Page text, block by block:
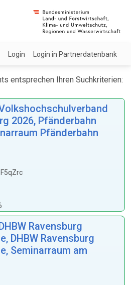
Login Login in Partnerdatenbank
entsprechen Ihren Suchkriterien:
2026, Pfänderbahn
Pfänderbahn
Ravensburg
DHBW Ravensburg
Seminarraum am